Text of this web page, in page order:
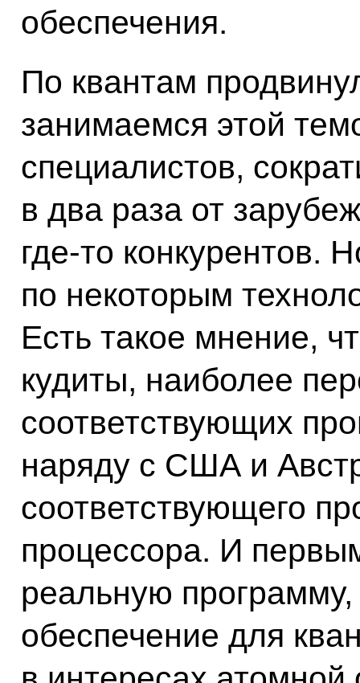
обеспечения.
По квантам
занимаемся этой
специалистов,
в два раза от
где-то конкурентов.
по некоторым
Есть такое мнение,
кудиты, наиболее
соответствующих
наряду с США и
соответствующего
процессора. И
реальную
обеспечение для